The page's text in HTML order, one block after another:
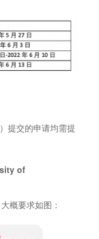
提交的申请均需提
of
概要求如图：